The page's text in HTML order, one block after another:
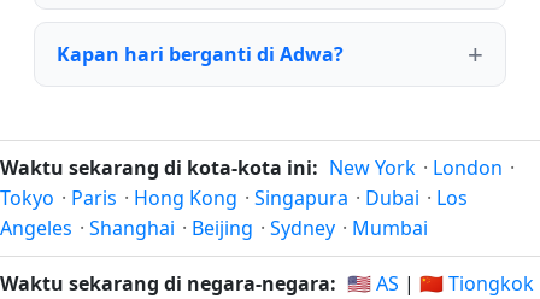
Kapan hari berganti di Adwa?
Waktu sekarang di kota-kota ini: New York · London ·
Tokyo · Paris · Hong Kong · Singapura · Dubai · Los
Angeles · Shanghai · Beijing · Sydney · Mumbai
Waktu sekarang di negara-negara: 🇺🇸 AS | 🇨🇳 Tiongkok